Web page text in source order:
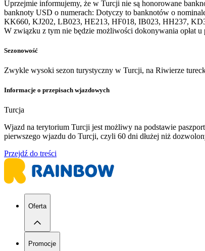
Uprzejmie informujemy, że w Turcji nie są honorowane
banknoty USD o numerach: Dotyczy to banknotów o
KK660, KJ202, LB023, HE213, HF018, IB023, HH237,
W związku z tym nie będzie możliwości dokonywania opłat
Sezonowość
Zwykle wysoki sezon turystyczny w Turcji, na Riwierze
Informacje o przepisach wjazdowych
Turcja
Wjazd na terytorium Turcji jest możliwy na podstawie
pierwszego wjazdu do Turcji, czyli 60 dni dłużej niż
Przejdź do treści
Oferta
Promocje